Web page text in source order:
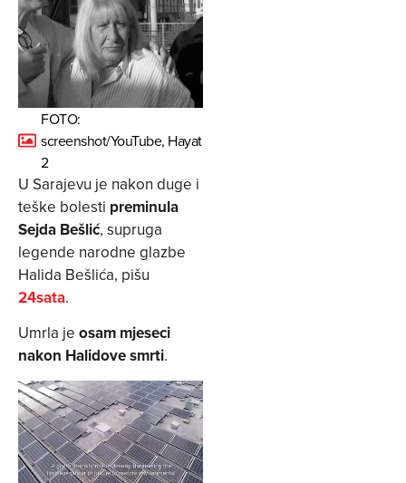
FOTO:
screenshot/YouTube, Hayat
2
U Sarajevu je nakon duge i
teške bolesti preminula
Sejda Bešlić, supruga
legende narodne glazbe
Halida Bešlića, pišu
24sata.
Umrla je osam mjeseci
nakon Halidove smrti.